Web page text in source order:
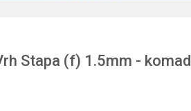
Stapa (f) 1.5mm - komad